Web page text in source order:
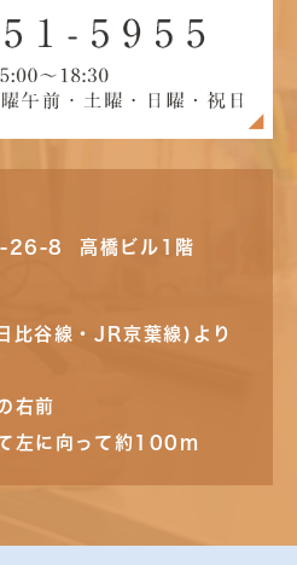
26-8 高橋ビル1階
比谷線・JR京葉線)より
右前
左に向って約100m